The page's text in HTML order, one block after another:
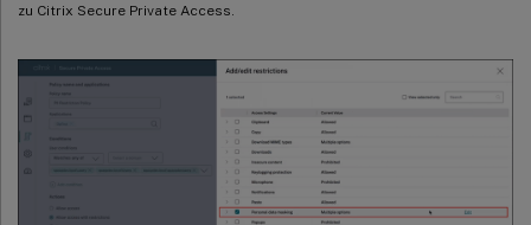
zu Citrix Secure Private Access.